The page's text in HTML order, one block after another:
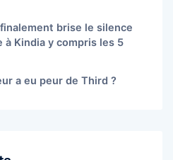
brise le silence
à Kindia y compris les 5
a eu peur de Third ?